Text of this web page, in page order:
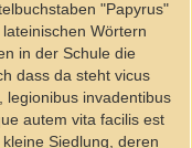
"Papyrus"
Wörtern
in der Schule die
dass da steht vicus
legionibus invadentibus
autem vita facilis est
Siedlung, deren